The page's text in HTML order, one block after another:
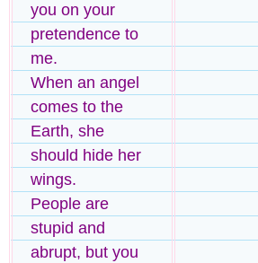
you on your
pretendence to
me.
When an angel
comes to the
Earth, she
should hide her
wings.
People are
stupid and
abrupt, but you